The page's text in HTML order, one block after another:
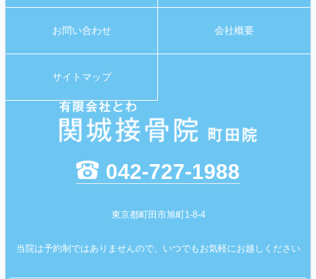
お問い合わせ 会社概要
サイトマップ
042-727-1988
東京都町田市旭町1-8-4
当院は予約制ではありませんので、いつでもお気軽にお越しください